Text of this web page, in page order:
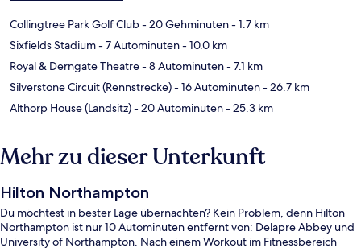
Collingtree Park Golf Club- 20 Gehminuten- 1.7 km
Sixfields Stadium- 7 Autominuten- 10.0 km
Royal & Derngate Theatre- 8 Autominuten- 7.1 km
Silverstone Circuit (Rennstrecke)- 16 Autominuten- 26.7 km
Althorp House (Landsitz)- 20 Autominuten- 25.3 km
Mehr zu dieser Unterkunft
Hilton Northampton
Du möchtest in bester Lage übernachten? Kein Problem, denn Hilton
Northampton ist nur 10 Autominuten entfernt von: Delapre Abbey und
University of Northampton. Nach einem Workout im Fitnessbereich